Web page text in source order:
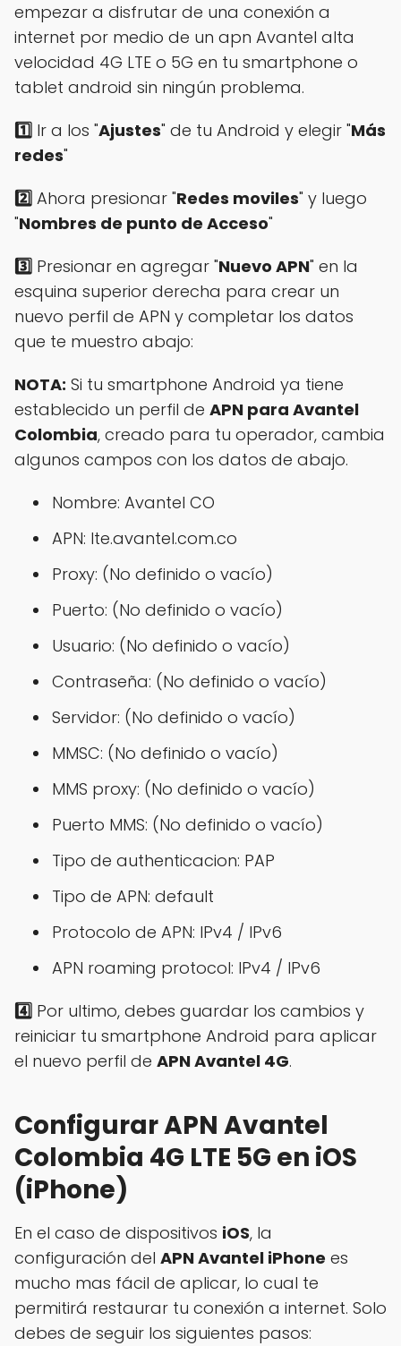
empezar a disfrutar de una conexión a
internet por medio de un apn Avantel alta
velocidad 4G LTE o 5G en tu smartphone o
tablet android sin ningún problema.
1️⃣ Ir a los "Ajustes" de tu Android y elegir "Más
redes"
2️⃣ Ahora presionar "Redes moviles" y luego
"Nombres de punto de Acceso"
3️⃣ Presionar en agregar "Nuevo APN" en la
esquina superior derecha para crear un
nuevo perfil de APN y completar los datos
que te muestro abajo:
NOTA: Si tu smartphone Android ya tiene
establecido un perfil de APN para Avantel
Colombia, creado para tu operador, cambia
algunos campos con los datos de abajo.
Nombre: Avantel CO
APN: lte.avantel.com.co
Proxy: (No definido o vacío)
Puerto: (No definido o vacío)
Usuario: (No definido o vacío)
Contraseña: (No definido o vacío)
Servidor: (No definido o vacío)
MMSC: (No definido o vacío)
MMS proxy: (No definido o vacío)
Puerto MMS: (No definido o vacío)
Tipo de authenticacion: PAP
Tipo de APN: default
Protocolo de APN: IPv4 / IPv6
APN roaming protocol: IPv4 / IPv6
4️⃣ Por ultimo, debes guardar los cambios y
reiniciar tu smartphone Android para aplicar
el nuevo perfil de APN Avantel 4G.
Configurar APN Avantel
Colombia 4G LTE 5G en iOS
(iPhone)
En el caso de dispositivos iOS, la
configuración del APN Avantel iPhone es
mucho mas fácil de aplicar, lo cual te
permitirá restaurar tu conexión a internet. Solo
debes de seguir los siguientes pasos: